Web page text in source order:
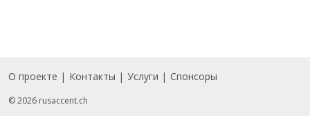
Footer
О проекте Контакты Услуги Спонсоры
© 2026 rusaccent.ch